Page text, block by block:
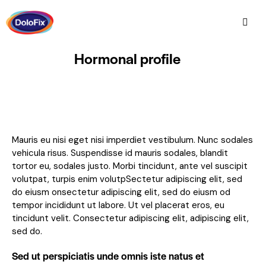
Hormonal profile
Mauris eu nisi eget nisi imperdiet vestibulum. Nunc sodales
vehicula risus. Suspendisse id mauris sodales, blandit
tortor eu, sodales justo. Morbi tincidunt, ante vel suscipit
volutpat, turpis enim volutpSectetur adipiscing elit, sed
do eiusm onsectetur adipiscing elit, sed do eiusm od
tempor incididunt ut labore. Ut vel placerat eros, eu
tincidunt velit. Consectetur adipiscing elit, adipiscing elit,
sed do.
Sed ut perspiciatis unde omnis iste natus et